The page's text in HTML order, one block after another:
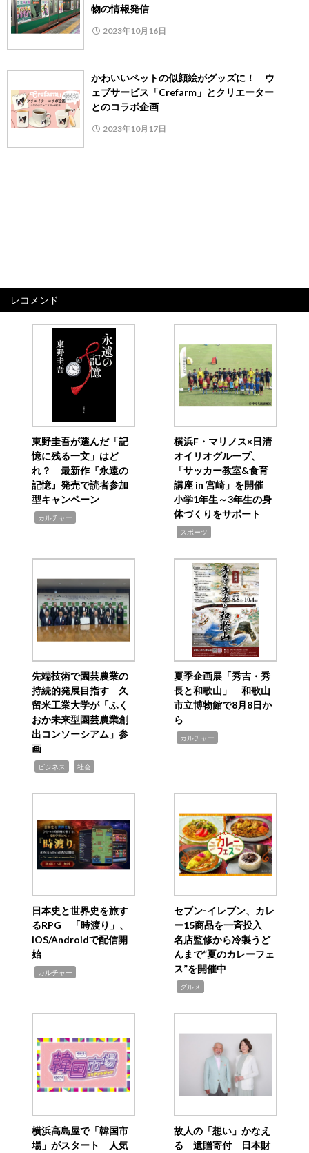
物の情報発信
2023年10月16日
かわいいペットの似顔絵がグッズに！ ウ
ェブサービス「Crefarm」とクリエーター
とのコラボ企画
2023年10月17日
レコメンド
東野圭吾が選んだ「記
憶に残る一文」はど
れ？ 最新作『永遠の
記憶』発売で読者参加
型キャンペーン
カルチャー
横浜F・マリノス×日清
オイリオグループ、
「サッカー教室&食育
講座 in 宮崎」を開催
小学1年生～3年生の身
体づくりをサポート
スポーツ
先端技術で園芸農業の
持続的発展目指す 久
留米工業大学が「ふく
おか未来型園芸農業創
出コンソーシアム」参
画
ビジネス 社会
夏季企画展「秀吉・秀
長と和歌山」 和歌山
市立博物館で8月8日か
ら
カルチャー
日本史と世界史を旅す
るRPG 「時渡り」、
iOS/Androidで配信開
始
カルチャー
セブン‐イレブン、カレ
ー15商品を一斉投入
名店監修から冷製うど
んまで“夏のカレーフェ
ス”を開催中
グルメ
横浜高島屋で「韓国市
場」がスタート 人気
故人の「想い」かなえ
る 遺贈寄付 日本財